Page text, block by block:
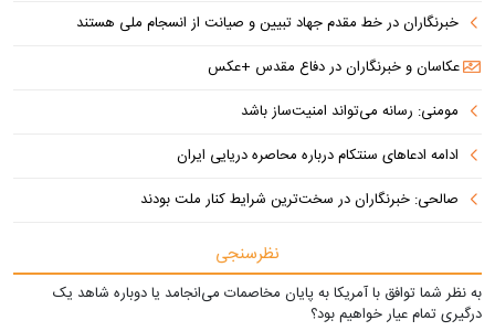
خبرنگاران در خط مقدم جهاد تبیین و صیانت از انسجام ملی هستند
عکاسان و خبرنگاران در دفاع مقدس +عکس
مومنی: رسانه می‌تواند امنیت‌ساز باشد
ادامه ادعاهای سنتکام درباره محاصره دریایی ایران
صالحی: خبرنگاران در سخت‌ترین شرایط کنار ملت بودند
نظرسنجی
به نظر شما توافق با آمریکا به پایان مخاصمات می‌انجامد یا دوباره شاهد یک
درگیری تمام عیار خواهیم بود؟